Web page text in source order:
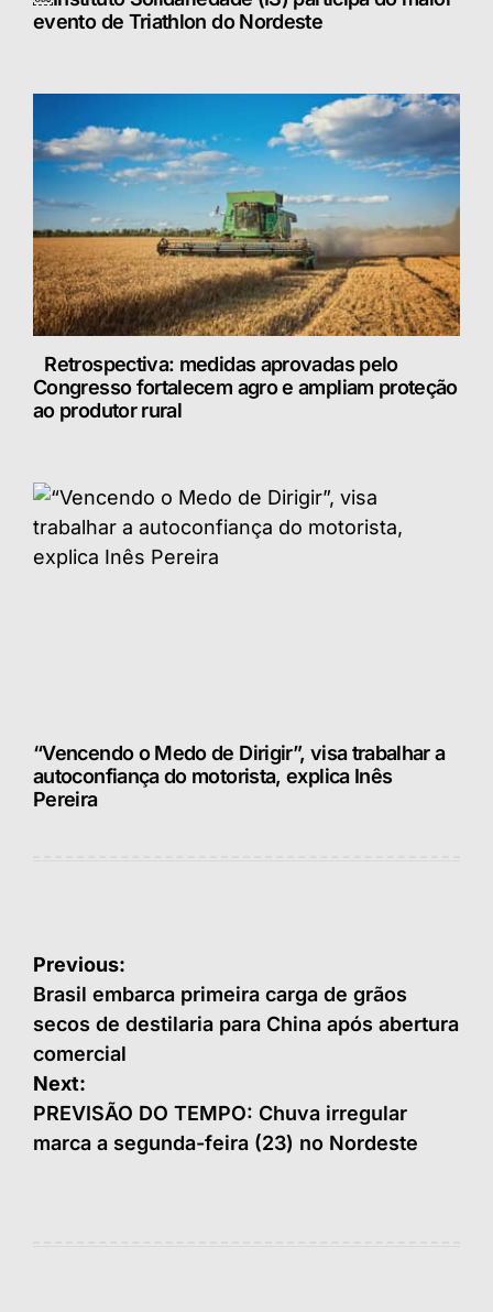
evento de Triathlon do Nordeste
Retrospectiva: medidas aprovadas pelo
Congresso fortalecem agro e ampliam proteção
ao produtor rural
“Vencendo o Medo de Dirigir”, visa trabalhar a
autoconfiança do motorista, explica Inês
Pereira
Navegação
de
Post
Previous:
Brasil embarca primeira carga de grãos
secos de destilaria para China após abertura
comercial
Next:
PREVISÃO DO TEMPO: Chuva irregular
marca a segunda-feira (23) no Nordeste